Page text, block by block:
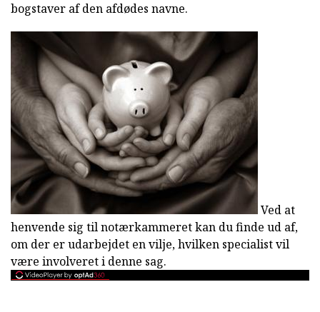
bogstaver af den afdødes navne.
Ved at
henvende sig til notærkammeret kan du finde ud af,
om der er udarbejdet en vilje, hvilken specialist vil
være involveret i denne sag.